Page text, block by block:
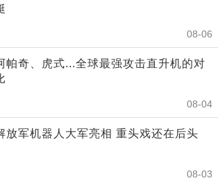
08-06
帕奇、虎式...全球最强攻击直升机的对
08-04
放军机器人大军亮相 重头戏还在后头
08-03